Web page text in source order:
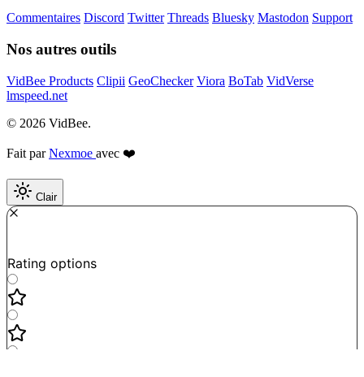
Commentaires Discord Twitter Threads Bluesky Mastodon Support
Nos autres outils
VidBee Products Clipii GeoChecker Viora BoTab VidVerse
lmspeed.net
© 2026 VidBee.
Fait parNexmoe avec ❤️
Clair
Rating options